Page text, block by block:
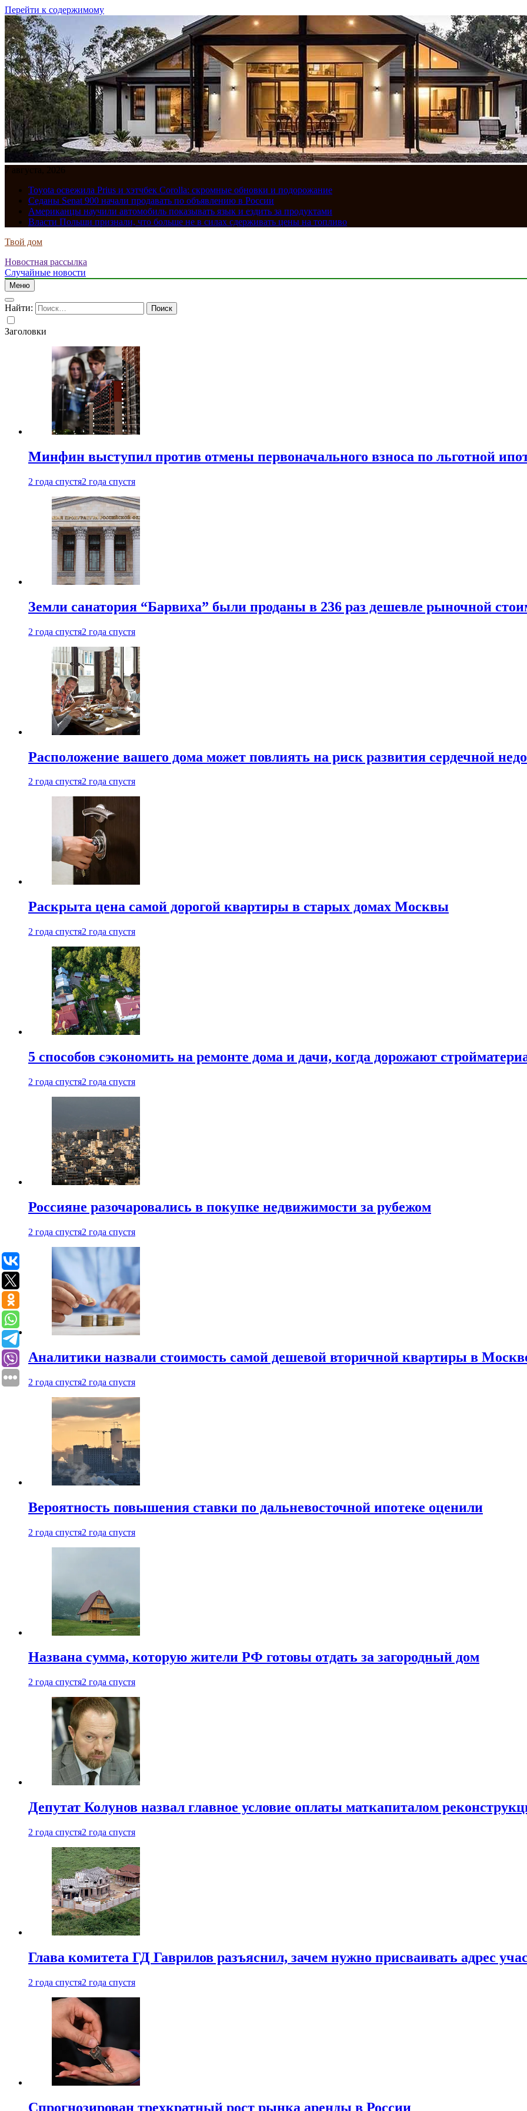
Перейти к содержимому
7 августа, 2026
Toyota освежила Prius и хэтчбек Corolla: скромные обновки и подорожание
Седаны Senat 900 начали продавать по объявлению в России
Американцы научили автомобиль показывать язык и ездить за продуктами
Власти Польши признали, что больше не в силах сдерживать цены на топливо
Твой дом
Новостная рассылка
Случайные новости
Меню
Найти:
Заголовки
Минфин выступил против отмены первоначального взноса по льготной
2 года спустя2 года спустя
Земли санатория “Барвиха” были проданы в 236 раз дешевле рыночной
2 года спустя2 года спустя
Расположение вашего дома может повлиять на риск развития сердечной
2 года спустя2 года спустя
Раскрыта цена самой дорогой квартиры в старых домах Москвы
2 года спустя2 года спустя
5 способов сэкономить на ремонте дома и дачи, когда дорожают
2 года спустя2 года спустя
Россияне разочаровались в покупке недвижимости за рубежом
2 года спустя2 года спустя
Аналитики назвали стоимость самой дешевой вторичной квартиры в
2 года спустя2 года спустя
Вероятность повышения ставки по дальневосточной ипотеке оценили
2 года спустя2 года спустя
Названа сумма, которую жители РФ готовы отдать за загородный дом
2 года спустя2 года спустя
Депутат Колунов назвал главное условие оплаты маткапиталом
2 года спустя2 года спустя
Глава комитета ГД Гаврилов разъяснил, зачем нужно присваивать адрес
2 года спустя2 года спустя
Спрогнозирован трехкратный рост рынка аренды в России